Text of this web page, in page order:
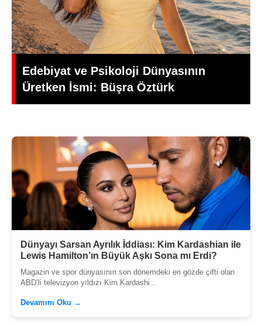
Yeşilçam’da Yas: Kadir İnanır Hayatını
Kaybetti, Yönetmen Mehmet Ali
Gündoğdu’dan Duygusal Veda
Dünyayı Sarsan Ayrılık İddiası: Kim Kardashian ile
Lewis Hamilton’ın Büyük Aşkı Sona mı Erdi?
Magazin ve spor dünyasının son dönemdeki en gözde çifti olan
ABD’li televizyon yıldızı Kim Kardashi...
Devamını Oku →